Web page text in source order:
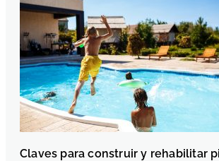
Claves para construir y rehabilitar